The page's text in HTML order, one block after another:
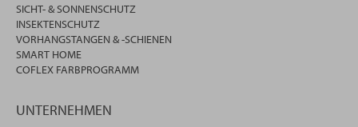
SICHT- & SONNENSCHUTZ
INSEKTENSCHUTZ
VORHANGSTANGEN & -SCHIENEN
SMART HOME
COFLEX FARBPROGRAMM
UNTERNEHMEN